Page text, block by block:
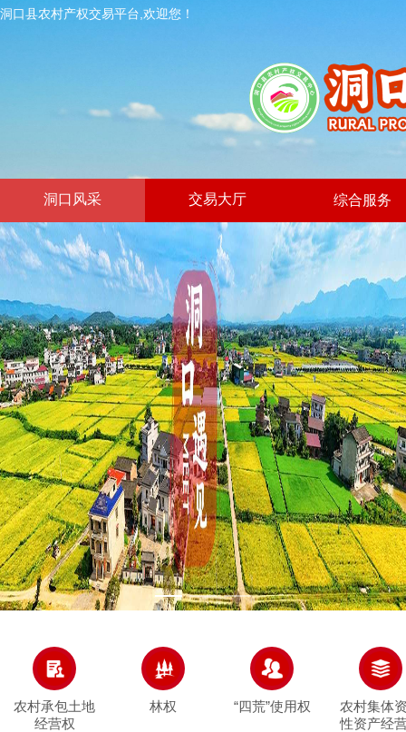
洞口县农村产权交易平台,欢迎您！
洞口风采 交易大厅 综合服务
农村承包土地
经营权
林权 “四荒”使用权
农村集体
性资产经